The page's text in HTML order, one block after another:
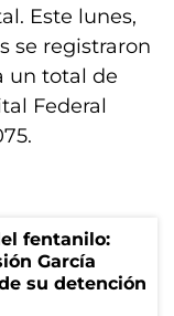
Este lunes,
se registraron
un total de
Federal
fentanilo:
García
su detención